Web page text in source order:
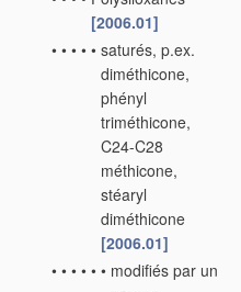
[2006.01]
• • • • • saturés, p.ex.
diméthicone,
phényl
triméthicone,
C24-C28
méthicone,
stéaryl
diméthicone
[2006.01]
• • • • • • modifiés par un